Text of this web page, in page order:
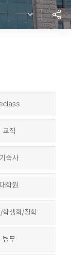
교직
기숙사
대학원
학생회/장학
병무